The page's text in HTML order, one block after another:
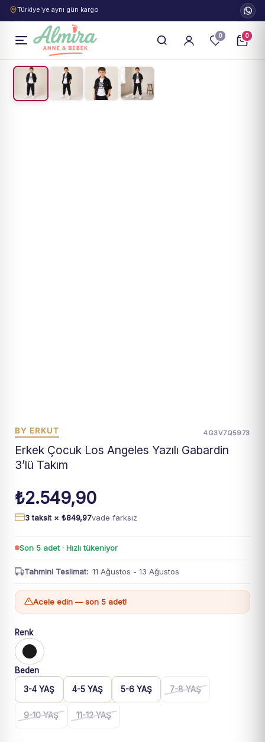
Türkiye'ye aynı gün kargo
0 0
1/4
BY ERKUT 4G3V7Q5973
Erkek Çocuk Los Angeles Yazılı Gabardin
3’lü Takım
₺2.549,90
3 taksit ×₺849,97vade farksız
Son 5 adet · Hızlı tükeniyor
Tahmini Teslimat: 11 Ağustos - 13 Ağustos
Acele edin — son 5 adet!
Renk
Beden
3-4 YAŞ
4-5 YAŞ 5-6 YAŞ 7-8 YAŞ
9-10 YAŞ 11-12 YAŞ